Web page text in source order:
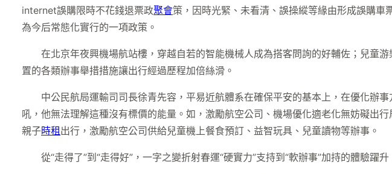
internet誤購限時不花錢退票政聚會策，因時光緊、未看清、誤操縱等緣由形成誤購
為今后常態化實行的一項政策。
在北京年夜興機場航站樓，穿越自若的智能機械人成為搭客問詢的好輔佐；兒童
置的各類辦事舉措措施讓出行經過歷程加倍絲滑。
中公民航局運輸司司長徐青先容，平易近航體系在確保平安的基本上，在優化辦
吼，他無法理解這種沒有標價的能量。如，激勵航空公司、機場優化適老化無妨礙出
親子時租 出行，激勵航空公司供給兒童機上餐食預訂、益智玩具、兒童讀物等辦事。
從“走得了”到“走得好”，一字之變折射春運“硬實力”支持到“軟辦事”加持的體驗躍升